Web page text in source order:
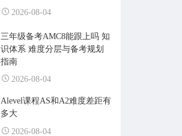
2026-08-04
三年级备考AMC8能跟上吗 知
识体系 难度分层与备考规划
指南
2026-08-04
Alevel课程AS和A2难度差距有
多大
2026-08-04